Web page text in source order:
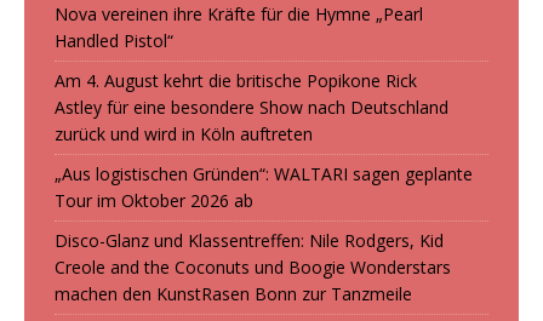
Nova vereinen ihre Kräfte für die Hymne „Pearl
Handled Pistol“
Am 4. August kehrt die britische Popikone Rick
Astley für eine besondere Show nach Deutschland
zurück und wird in Köln auftreten
„Aus logistischen Gründen“: WALTARI sagen geplante
Tour im Oktober 2026 ab
Disco-Glanz und Klassentreffen: Nile Rodgers, Kid
Creole and the Coconuts und Boogie Wonderstars
machen den KunstRasen Bonn zur Tanzmeile